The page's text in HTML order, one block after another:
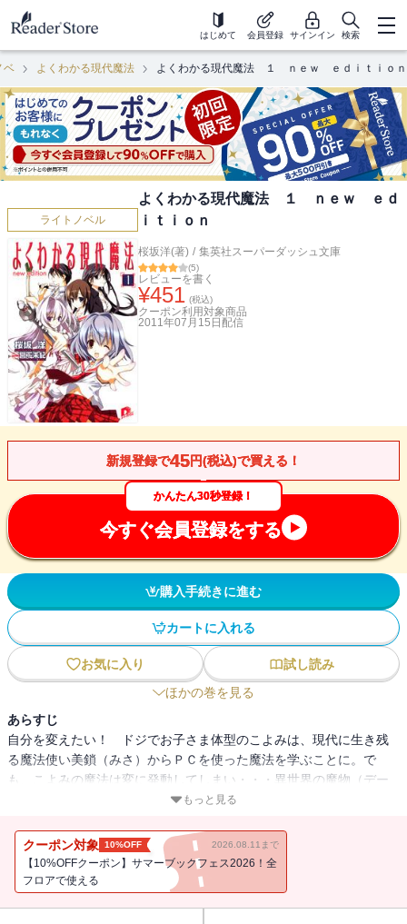
はじめて 会員登録 サインイン 検索
ベ よくわかる現代魔法 よくわかる現代魔法 １ ｎｅｗ ｅｄｉｔｉｏｎ
ライトノベル
よくわかる現代魔法 １ ｎｅｗ ｅｄ
ｉｔｉｏｎ
桜坂洋(著) / 集英社スーパーダッシュ文庫
(5)
レビューを書く
¥451 (税込)
クーポン利用対象商品
2011年07月15日 配信
新規登録で45円(税込)で買える！
かんたん30秒登録！
今すぐ会員登録をする
購入手続きに進む
カートに入れる
お気に入り
試し読み
ほかの巻を見る
あらすじ
自分を変えたい！ ドジでお子さま体型のこよみは、現代に生き残
る魔法使い美鎖（みさ）からＰＣを使った魔法を学ぶことに。で
も、こよみの魔法は変に発動してしまい・・・異世界の魔物（デー
モン）まであらわれた！？ その頃、ネットワーク型大規模魔術に
嘉穂（かほ）も巻き込んで、こよみの大活躍がはじまる！ 桜坂洋
が満を持してデビュー作を大改稿！ 要注目です！！
もっと見る
クーポン対象 10%OFF 2026.08.11まで
【10%OFFクーポン】サマーブックフェス2026！全
フロアで使える